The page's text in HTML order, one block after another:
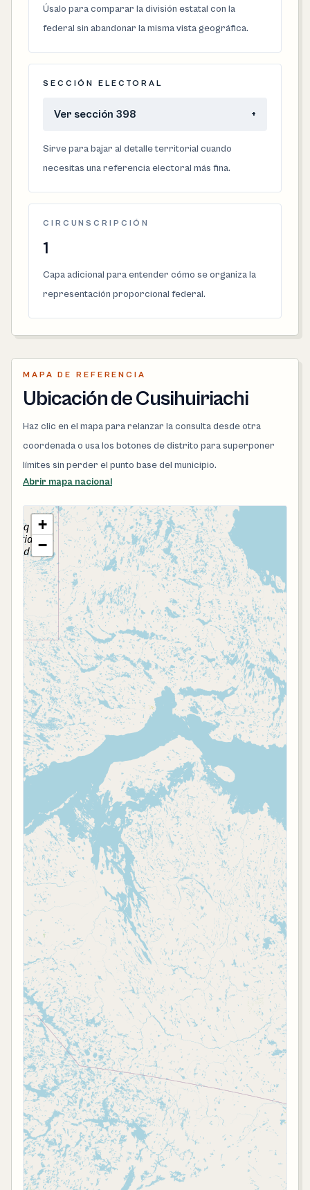
Úsalo para comparar la división estatal con la
federal sin abandonar la misma vista geográfica.
SECCIÓN ELECTORAL
Ver sección 398 +
Sirve para bajar al detalle territorial cuando
necesitas una referencia electoral más fina.
CIRCUNSCRIPCIÓN
1
Capa adicional para entender cómo se organiza la
representación proporcional federal.
MAPA DE REFERENCIA
Ubicación de Cusihuiriachi
Haz clic en el mapa para relanzar la consulta desde otra
coordenada o usa los botones de distrito para superponer
límites sin perder el punto base del municipio.
Abrir mapa nacional
+
−